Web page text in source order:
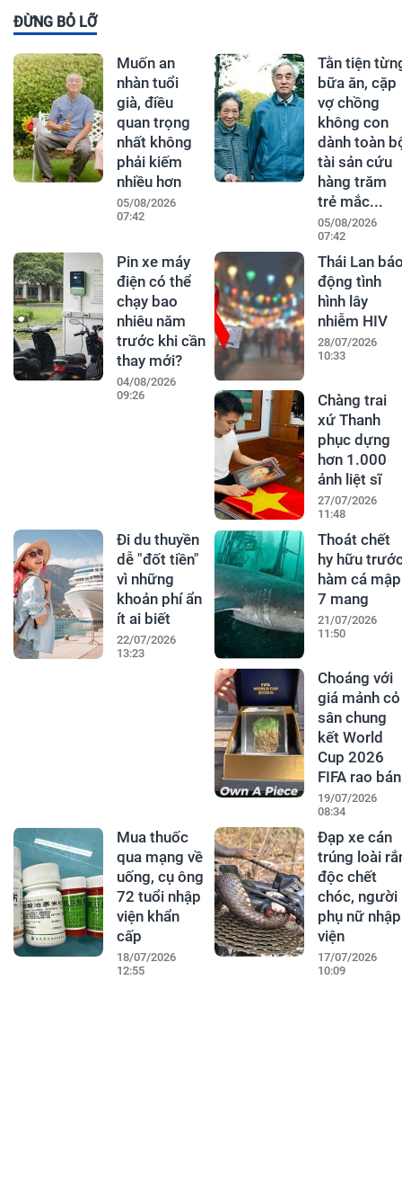
ĐỪNG BỎ LỠ
Muốn an
nhàn tuổi
già, điều
quan trọng
nhất không
phải kiếm
nhiều hơn
05/08/2026
07:42
Tằn tiện
bữa ăn, cặp
vợ chồng
không con
dành toàn
tài sản cứu
hàng trăm
trẻ mắc...
05/08/2026
07:42
Pin xe máy
điện có thể
chạy bao
nhiêu năm
trước khi cần
thay mới?
04/08/2026
09:26
Thái Lan
động tình
hình lây
nhiễm HIV
28/07/2026
10:33
Chàng trai
xứ Thanh
phục dựng
hơn 1.000
ảnh liệt sĩ
27/07/2026
11:48
Đi du thuyền
dễ "đốt tiền"
vì những
khoản phí ẩn
ít ai biết
22/07/2026
13:23
Thoát chết
hy hữu
hàm cá mập
7 mang
21/07/2026
11:50
Choáng với
giá mảnh cỏ
sân chung
kết World
Cup 2026
FIFA rao bán
19/07/2026
08:34
Mua thuốc
qua mạng về
uống, cụ ông
72 tuổi nhập
viện khẩn
cấp
18/07/2026
12:55
Đạp xe cán
trúng loài
độc chết
chóc, người
phụ nữ nhập
viện
17/07/2026
10:09